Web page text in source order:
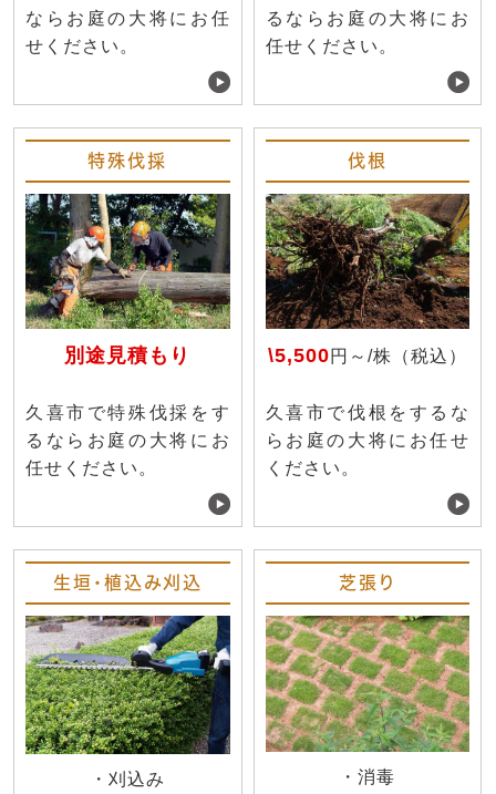
ならお庭の大将にお任
せください。
るならお庭の大将にお
任せください。
特殊伐採
別途見積もり
久喜市で特殊伐採をす
るならお庭の大将にお
任せください。
伐根
\5,500円～/株（税込）
久喜市で伐根をするな
らお庭の大将にお任せ
ください。
生垣・植込み刈込
・刈込み
芝張り
・消毒